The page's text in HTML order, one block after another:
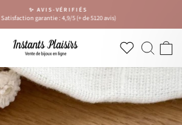
Diaporama
Pause
✨ AVIS-VÉRIFIÉS
garantie : 4,9/5 (+ de 5120 avis)